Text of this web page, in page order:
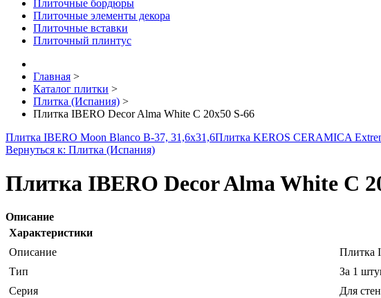
Плиточные бордюры
Плиточные элементы декора
Плиточные вставки
Плиточный плинтус
Главная >
Каталог плитки >
Плитка (Испания) >
Плитка IBERO Decor Alma White C 20x50 S-66
Плитка IBERO Moon Blanco B-37, 31,6x31,6Плитка KEROS CERAMICA
Вернуться к: Плитка (Испания)
Плитка IBERO Decor Alma White C
Описание
Характеристики
Описание
Плитка
Тип
За 1
Серия
Для стен